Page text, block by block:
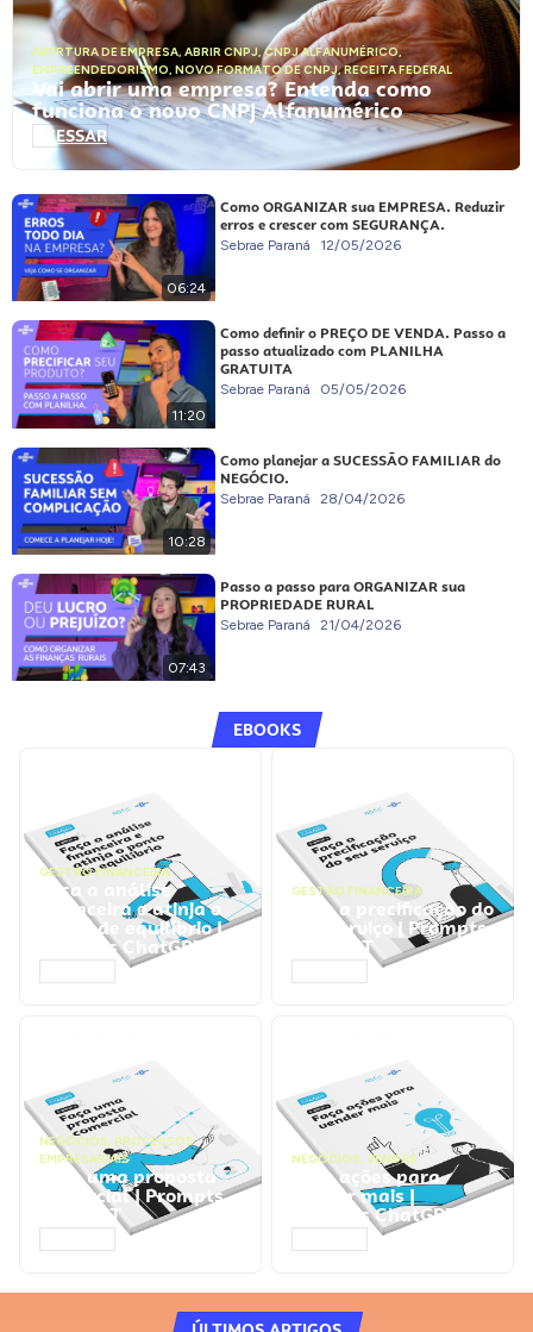
ABERTURA DE EMPRESA, ABRIR CNPJ,CNPJ ALFANUMÉRICO,
EMPREENDEDORISMO, NOVO FORMATO DE CNPJ,RECEITA FEDERAL
Vai abrir uma empresa? Entenda como
funciona o novo CNPJ Alfanumérico
ACESSAR
06:24
Como ORGANIZAR sua EMPRESA. Reduzir
erros e crescer com SEGURANÇA.
Sebrae Paraná 12/05/2026
11:20
Como definir o PREÇO DE VENDA. Passo a
passo atualizado com PLANILHA
GRATUITA
Sebrae Paraná 05/05/2026
10:28
Como planejar a SUCESSÃO FAMILIAR do
NEGÓCIO.
Sebrae Paraná 28/04/2026
07:43
Passo a passo para ORGANIZAR sua
PROPRIEDADE RURAL
Sebrae Paraná 21/04/2026
EBOOKS
GESTÃO FINANCEIRA
Faça a análise
financeira e atinja o
ponto de equilíbrio |
Prompts ChatGPT
GESTÃO FINANCEIRA
Faça a precificação do
seu serviço | Prompts
ChatGPT
NEGÓCIOS, PROCESSOS
EMPRESARIAIS
Faça uma proposta
comercial | Prompts
ChatGPT
NEGÓCIOS, VENDAS
Faça ações para
vender mais |
Prompts ChatGPT